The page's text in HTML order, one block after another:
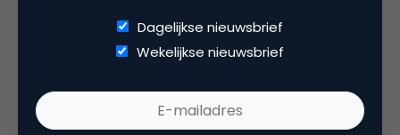
Marketingfacts Zomercheck –
Durk Bosma
Dagelijkse nieuwsbrief
Wekelijkse nieuwsbrief